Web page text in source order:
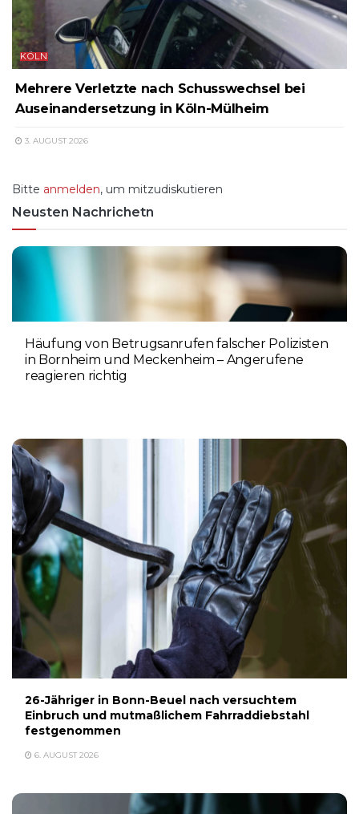
KÖLN
Mehrere Verletzte nach Schusswechsel bei
Auseinandersetzung in Köln-Mülheim
3. AUGUST 2026
Bitte anmelden, um mitzudiskutieren
Neusten Nachrichetn
Häufung von Betrugsanrufen falscher Polizisten
in Bornheim und Meckenheim – Angerufene
reagieren richtig
26-Jähriger in Bonn-Beuel nach versuchtem
Einbruch und mutmaßlichem Fahrraddiebstahl
festgenommen
6. AUGUST 2026